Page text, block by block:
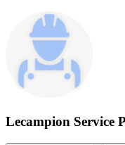
Lecampion Service